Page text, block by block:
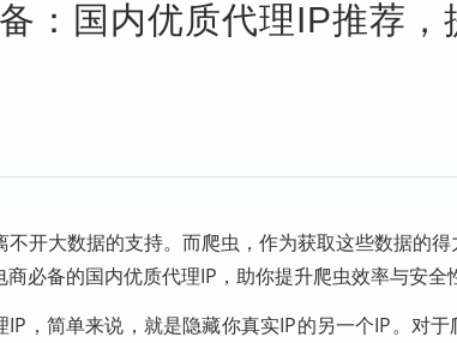
：国内优质代理IP推荐
开大数据的支持。而爬虫，作为获取这些数据的得
必备的国内优质代理IP，助你提升爬虫效率与安全
，简单来说，就是隐藏你真实IP的另一个IP。对